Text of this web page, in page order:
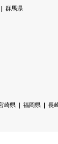
群馬県
崎県 福岡県 長